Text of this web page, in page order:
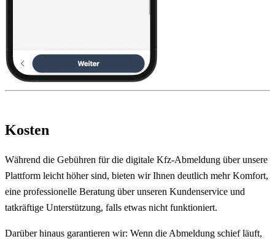
Kosten
Während die Gebühren für die digitale Kfz-Abmeldung über unsere
Plattform leicht höher sind, bieten wir Ihnen deutlich mehr Komfort,
eine professionelle Beratung über unseren Kundenservice und
tatkräftige Unterstützung, falls etwas nicht funktioniert.
Darüber hinaus garantieren wir: Wenn die Abmeldung schief läuft,